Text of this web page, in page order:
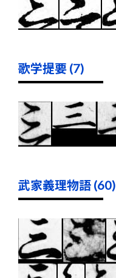
歌学提要 (7)
武家義理物語 (60)